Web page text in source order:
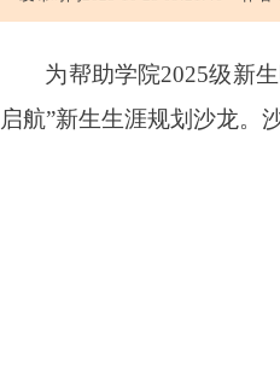
为帮助学院2025级新
启航”新生生涯规划沙龙。